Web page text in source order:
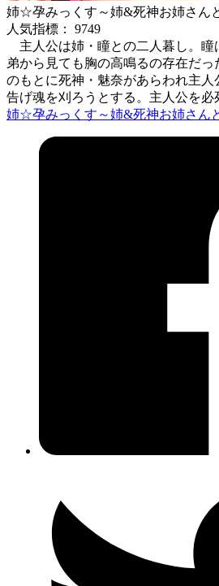
姉☆孕みっくす～姉&死神お姉さん
人気指標： 9749
主人公は姉・瞳との二人暮し。瞳
弟から見ても胸の高鳴るの存在だっ
のもとに死神・魅奈があらわれ主
告げ魂を刈ろうとする。主人公を
姉☆孕みっくす～姉&死神お姉さん